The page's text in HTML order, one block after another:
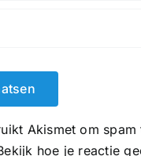
Akismet om spam
hoe je reactie